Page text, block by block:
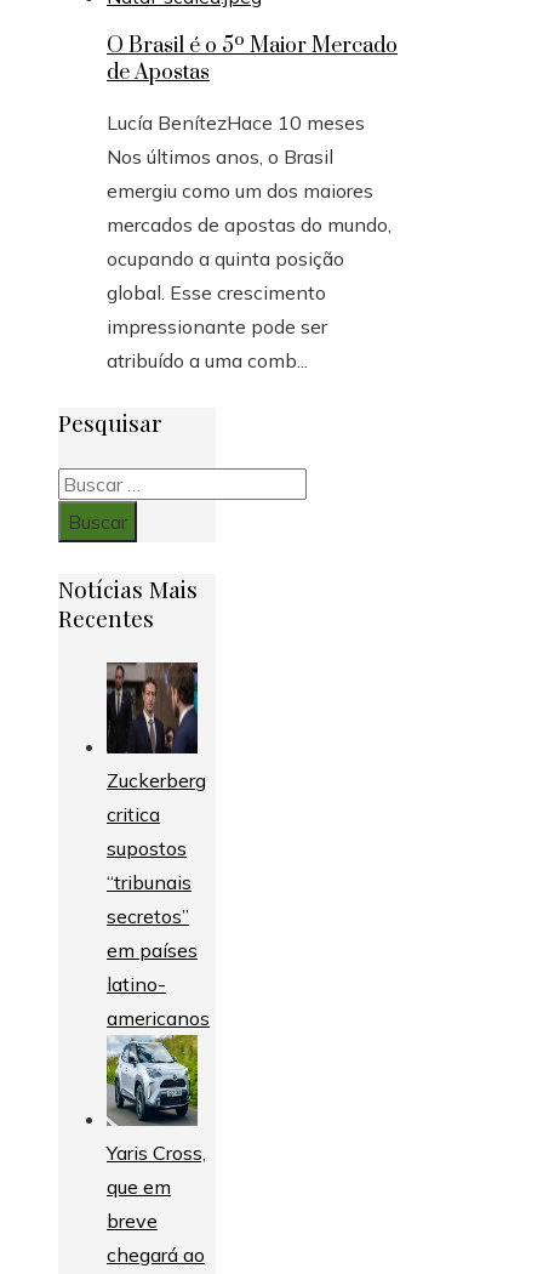
O Brasil é o 5º Maior Mercado
de Apostas
Lucía BenítezHace 10 meses
Nos últimos anos, o Brasil
emergiu como um dos maiores
mercados de apostas do mundo,
ocupando a quinta posição
global. Esse crescimento
impressionante pode ser
atribuído a uma comb...
Pesquisar
Buscar:
Notícias Mais
Recentes
Zuckerberg
critica
supostos
“tribunais
secretos”
em países
latino-
americanos
Yaris Cross,
que em
breve
chegará ao